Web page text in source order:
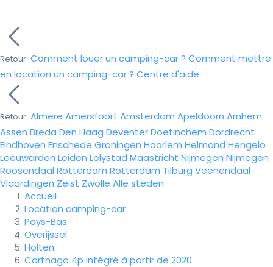
Retour Comment louer un camping-car ? Comment mettre
en location un camping-car ? Centre d'aide
Retour Almere Amersfoort Amsterdam Apeldoorn Arnhem
Assen Breda Den Haag DeventerDoetinchem Dordrecht
Eindhoven Enschede Groningen Haarlem Helmond Hengelo
Leeuwarden Leiden Lelystad Maastricht Nijmegen Nijmegen
Roosendaal Rotterdam Rotterdam Tilburg Veenendaal
Vlaardingen Zeist Zwolle Alle steden
Accueil
Location camping-car
Pays-Bas
Overijssel
Holten
Carthago 4p intégré à partir de 2020